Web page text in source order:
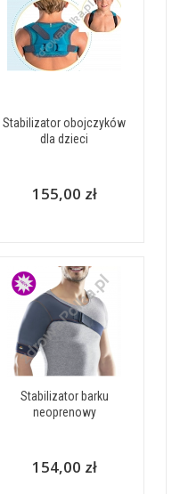
Stabilizator obojczyków
dla dzieci
155,00 zł
Stabilizator barku
neoprenowy
154,00 zł